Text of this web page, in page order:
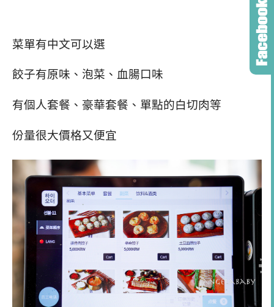
菜單有中文可以選
餃子有原味、泡菜、血腸口味
有個人套餐、豪華套餐、單點的白切肉等
份量很大價格又便宜